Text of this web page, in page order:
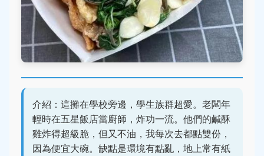
介紹：這攤在學校旁邊，學生族群超愛。老闆年
輕時在五星飯店當廚師，炸功一流。他們的鹹酥
雞炸得超級脆，但又不油，我每次去都點雙份，
因為便宜大碗。缺點是環境有點亂，地上常有紙